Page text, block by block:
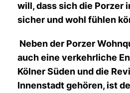
will, dass sich die Porzer
sicher und wohl fühlen
Neben der Porzer
auch eine verkehrliche
Kölner Süden und die
Innenstadt gehören, ist